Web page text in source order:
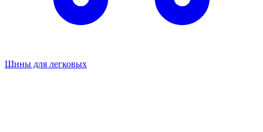
Шины для легковых